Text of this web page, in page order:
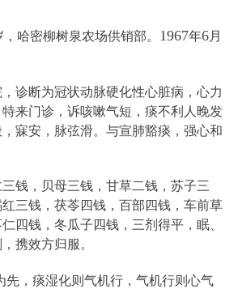
，哈密柳树泉农场供销部。 1967年6月
诊断为冠状动脉硬化性心脏病，心力
来门诊，诉咳嗽气短，痰不利人晚发
寐安，脉弦滑。与宣肺豁痰，强心和
钱，贝母三钱，甘草二钱，苏子三
三钱，茯苓四钱，百部四钱，车前草
四钱，冬瓜子四钱，三剂得平，眠、
携效方归服。
先，痰湿化则气机行，气机行则心气